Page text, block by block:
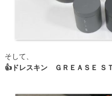
そして、
👍ドレスキン ＧＲＥＡＳＥ Ｓ